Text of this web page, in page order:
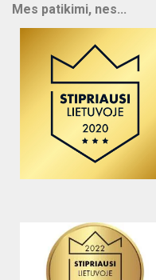
Mes patikimi, nes...